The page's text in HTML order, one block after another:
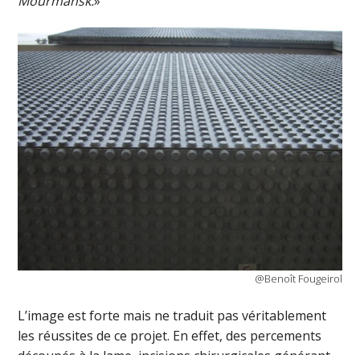
@Benoît Fougeirol
L’image est forte mais ne traduit pas véritablement
les réussites de ce projet. En effet, des percements